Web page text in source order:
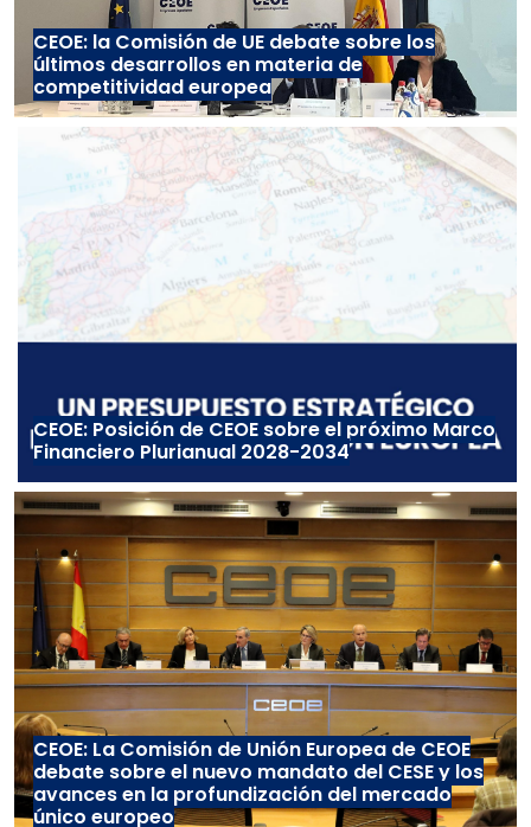
CEOE: la Comisión de UE debate sobre los
últimos desarrollos en materia de
competitividad europea
CEOE: Posición de CEOE sobre el próximo Marco
Financiero Plurianual 2028-2034
CEOE: La Comisión de Unión Europea de CEOE
debate sobre el nuevo mandato del CESE y los
avances en la profundización del mercado
único europeo